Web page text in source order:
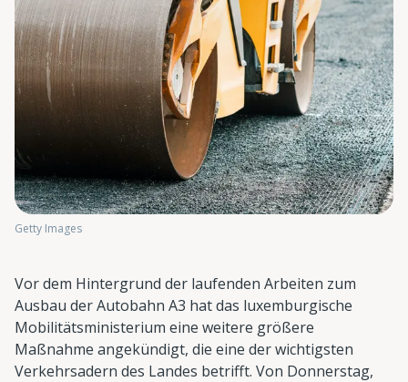
Getty Images
Vor dem Hintergrund der laufenden Arbeiten zum
Ausbau der Autobahn A3 hat das luxemburgische
Mobilitätsministerium eine weitere größere
Maßnahme angekündigt, die eine der wichtigsten
Verkehrsadern des Landes betrifft. Von Donnerstag,